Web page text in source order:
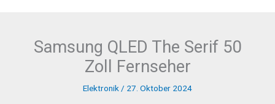
Samsung QLED The Serif 50
Zoll Fernseher
Elektronik / 27. Oktober 2024